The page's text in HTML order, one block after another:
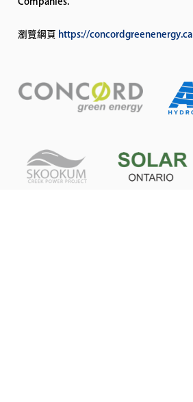
瀏覽網頁 https://concordgreenenergy.ca